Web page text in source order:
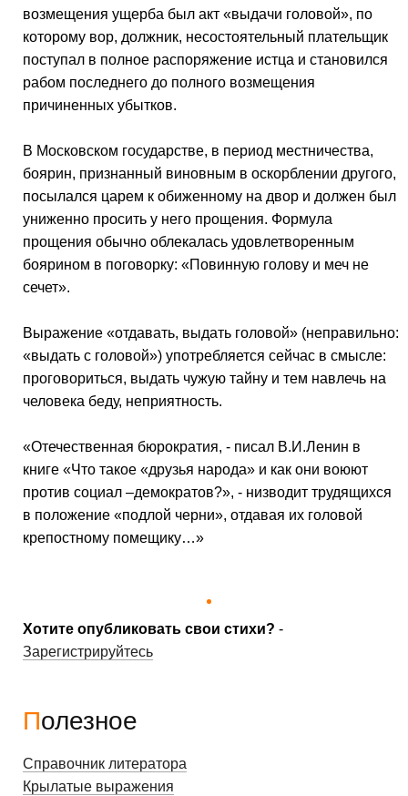
Хотите опубликовать свои стихи? -
Зарегистрируйтесь
возмещения ущерба был акт «выдачи головой», по
которому вор, должник, несостоятельный плательщик
поступал в полное распоряжение истца и становился
рабом последнего до полного возмещения
причиненных убытков.
В Московском государстве, в период местничества,
боярин, признанный виновным в оскорблении другого,
посылался царем к обиженному на двор и должен был
униженно просить у него прощения. Формула
прощения обычно облекалась удовлетворенным
боярином в поговорку: «Повинную голову и меч не
сечет».
Выражение «отдавать, выдать головой» (неправильно:
«выдать с головой») употребляется сейчас в смысле:
проговориться, выдать чужую тайну и тем навлечь на
человека беду, неприятность.
«Отечественная бюрократия, - писал В.И.Ленин в
книге «Что такое «друзья народа» и как они воюют
против социал –демократов?», - низводит трудящихся
в положение «подлой черни», отдавая их головой
крепостному помещику…»
Полезное
Справочник литератора
Крылатые выражения